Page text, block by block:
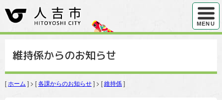
ハンバ
MENU
維持係からのお知らせ
[ ホーム ] > [各課からのお知らせ] > [維持係]